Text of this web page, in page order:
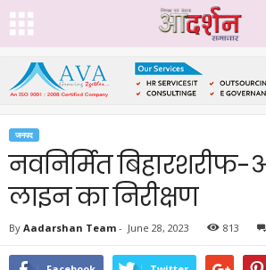
जनपद
नवनिर्मित बिहारशरीफ-
लाइन का निरीक्षण
By Aadarshan Team - June 28, 2023 813